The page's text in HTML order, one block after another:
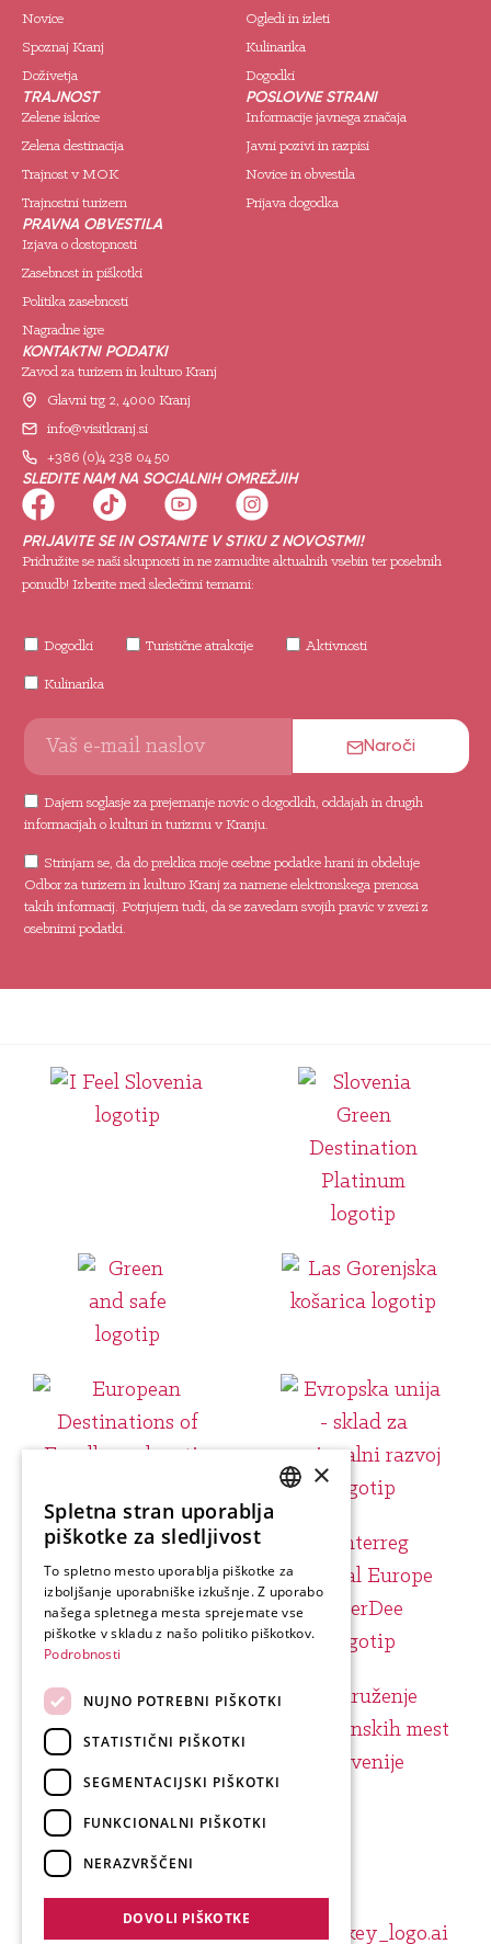
Novice
Spoznaj Kranj
Doživetja
Ogledi in izleti
Kulinarika
Dogodki
TRAJNOST
Zelene iskrice
Zelena destinacija
Trajnost v MOK
Trajnostni turizem
POSLOVNE STRANI
Informacije javnega značaja
Javni pozivi in razpisi
Novice in obvestila
Prijava dogodka
PRAVNA OBVESTILA
Izjava o dostopnosti
Zasebnost in piškotki
Politika zasebnosti
Nagradne igre
KONTAKTNI PODATKI
Zavod za turizem in kulturo Kranj
Glavni trg 2, 4000 Kranj
info@visitkranj.si
+386 (0)4 238 04 50
SLEDITE NAM NA SOCIALNIH OMREŽJIH
PRIJAVITE SE IN OSTANITE V STIKU Z NOVOSTMI!
Pridružite se naši skupnosti in ne zamudite aktualnih vsebin ter posebnih
ponudb! Izberite med sledečimi temami:
Dogodki Turistične atrakcije Aktivnosti
Kulinarika
Dajem soglasje za prejemanje novic o dogodkih, oddajah in drugih
informacijah o kulturi in turizmu v Kranju.
Strinjam se, da do preklica moje osebne podatke hrani in obdeluje
Odbor za turizem in kulturo Kranj za namene elektronskega prenosa
takih informacij. Potrjujem tudi, da se zavedam svojih pravic v zvezi z
osebnimi podatki.
Naroči
SLOVENIAN
GERMAN
ITALIAN
×
Spletna stran uporablja
piškotke za sledljivost
To spletno mesto uporablja piškotke za
izboljšanje uporabniške izkušnje. Z uporabo
našega spletnega mesta sprejemate vse
piškotke v skladu z našo politiko piškotkov.
Podrobnosti
NUJNO POTREBNI PIŠKOTKI
STATISTIČNI PIŠKOTKI
SEGMENTACIJSKI PIŠKOTKI
FUNKCIONALNI PIŠKOTKI
NERAZVRŠČENI
DOVOLI PIŠKOTKE